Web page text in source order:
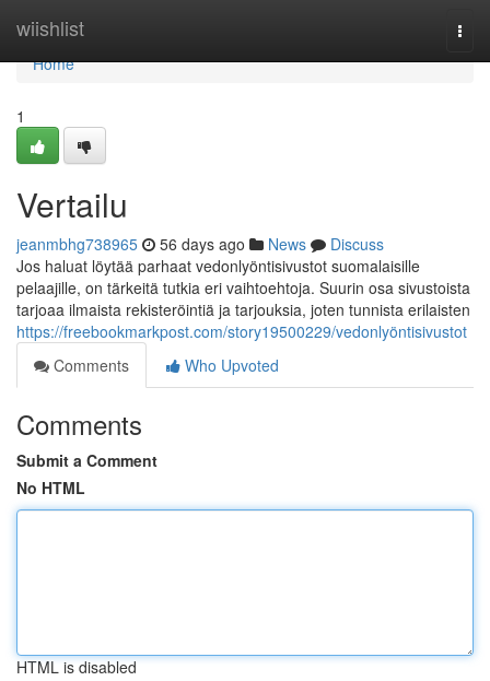
wiishlist
Home
Home
1
Vertailu
jeanmbhg738965 56 days ago News
Discuss
Jos haluat löytää parhaat vedonlyöntisivustot suomalaisille
pelaajille, on tärkeitä tutkia eri vaihtoehtoja. Suurin osa sivustoista
tarjoaa ilmaista rekisteröintiä ja tarjouksia, joten tunnista erilaisten
https://freebookmarkpost.com/story19500229/vedonlyöntisivustot
Comments
Who Upvoted
Comments
Submit a Comment
No HTML
HTML is disabled